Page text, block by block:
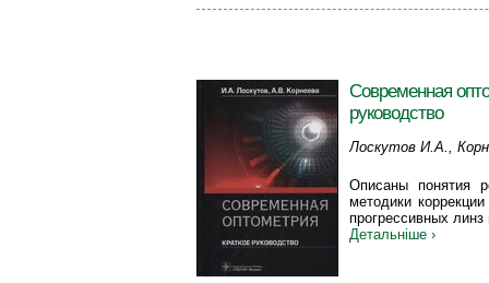
Современная
руководство
Лоскутов И.А.,
Описаны понятия
методики
прогрессивных линз
Детальніше ›